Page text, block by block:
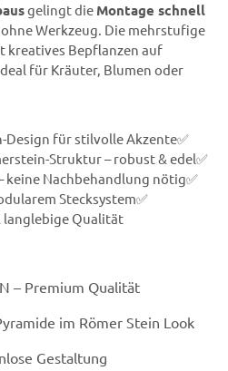
gelingt die Montage schnell
ohne Werkzeug. Die mehrstufige
kreatives Bepflanzen auf
für Kräuter, Blumen oder
Design für stilvolle Akzente✅
Struktur – robust & edel✅
keine Nachbehandlung nötig✅
Stecksystem✅
langlebige Qualität
– Premium Qualität
im Römer Stein Look
Gestaltung